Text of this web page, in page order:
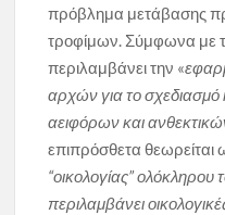
πρόβλημα μετάβασης
τροφίμων. Σύμφωνα με
περιλαμβάνει την «
αρχών για το σχεδιασμό
αειφόρων και
επιπρόσθετα θεωρείται
“οικολογίας”
περιλαμβάνει